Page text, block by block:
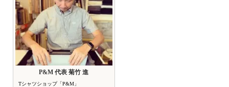
P&M 代表 菊竹 進
Tシャツショップ「P&M」